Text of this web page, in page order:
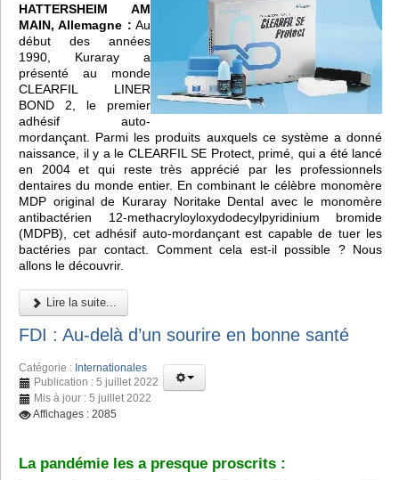
HATTERSHEIM AM
MAIN, Allemagne : Au
début des années
1990, Kuraray a
présenté au monde
CLEARFIL LINER
BOND 2, le premier
adhésif auto-
mordançant. Parmi les produits auxquels ce système a donné
naissance, il y a le CLEARFIL SE Protect, primé, qui a été lancé
en 2004 et qui reste très apprécié par les professionnels
dentaires du monde entier. En combinant le célèbre monomère
MDP original de Kuraray Noritake Dental avec le monomère
antibactérien 12-methacryloyloxydodecylpyridinium bromide
(MDPB), cet adhésif auto-mordançant est capable de tuer les
bactéries par contact. Comment cela est-il possible ? Nous
allons le découvrir.
Lire la suite...
FDI : Au-delà d’un sourire en bonne santé
Catégorie : Internationales
Publication : 5 juillet 2022
Mis à jour : 5 juillet 2022
Affichages : 2085
La pandémie les a presque proscrits :